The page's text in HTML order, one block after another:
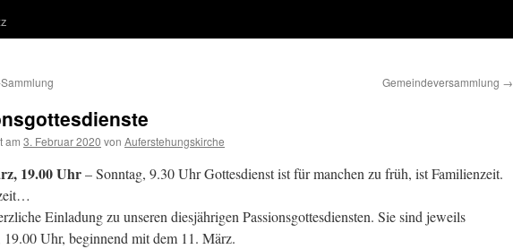
Gemeindeversammlung →
am 3. Februar 2020 von Auferstehungskirche
19.00 Uhr– Sonntag, 9.30 Uhr Gottesdienst ist für manchen zu früh, ist Familienzeit.
Einladung zu unseren diesjährigen Passionsgottesdiensten. Sie sind jeweils
Uhr, beginnend mit dem 11. März.